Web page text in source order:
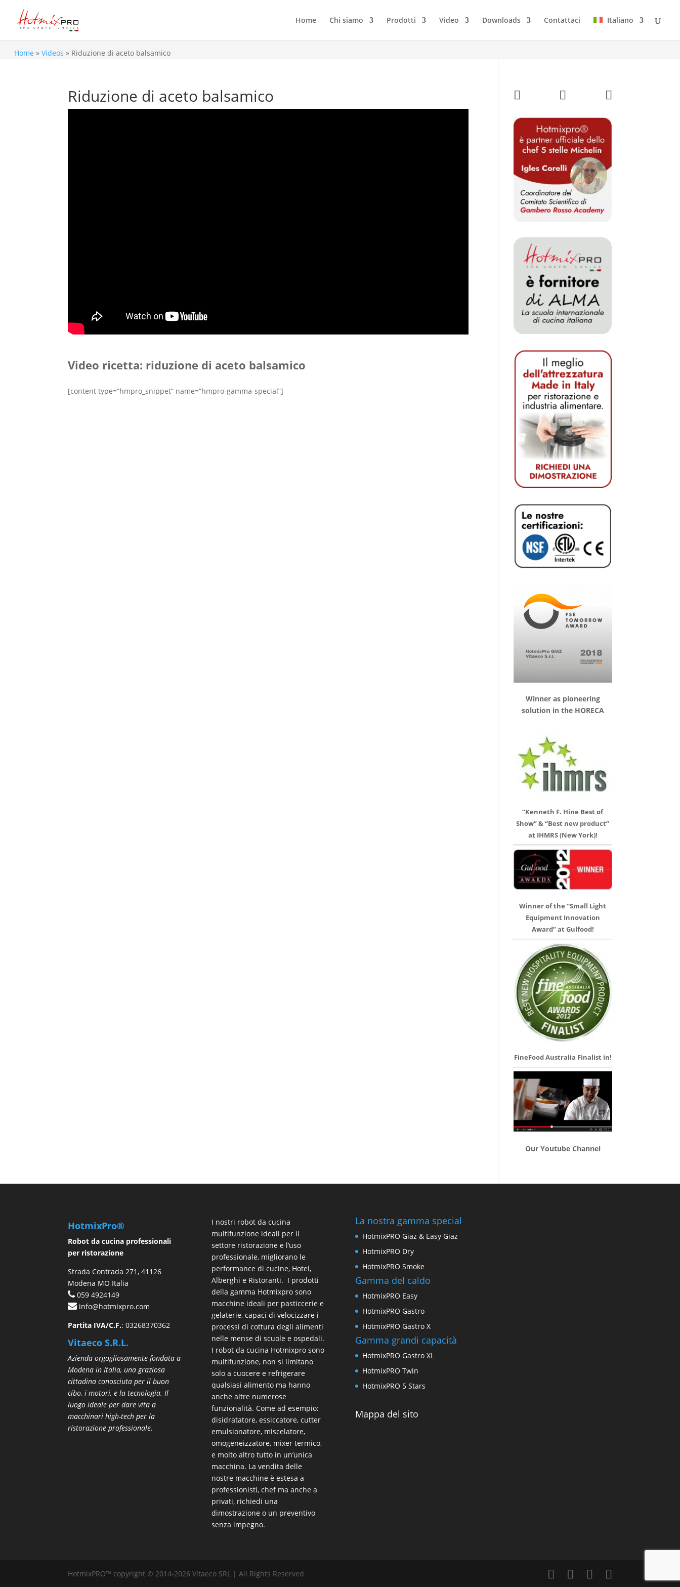
Home Chi siamo Prodotti Video Downloads Contattaci Italiano
Home » Videos » Riduzione di aceto balsamico
Riduzione di aceto balsamico
Video ricetta: riduzione di aceto balsamico
[content type=”hmpro_snippet” name=”hmpro-gamma-special”]
Winner as pioneering
solution in the HORECA
“Kenneth F. Hine Best of
Show” & “Best new product”
at IHMRS (New York)!
Winner of the “Small Light
Equipment Innovation
Award” at Gulfood!
FineFood Australia Finalist in!
Our Youtube Channel
HotmixPro®
Robot da cucina professionali
per ristorazione
Strada Contrada 271, 41126
Modena MO Italia
059 4924149
info@hotmixpro.com
Partita IVA/C.F.: 03268370362
Vitaeco S.R.L.
Azienda orgogliosamente fondata a
Modena in Italia, una graziosa
cittadina conosciuta per il buon
cibo, i motori, e la tecnologia. Il
luogo ideale per dare vita a
macchinari high-tech per la
ristorazione professionale.
I nostri robot da cucina
multifunzioneideali per il
settore ristorazione e l’uso
professionale, migliorano le
performance di cucine, Hotel,
Alberghi e Ristoranti. I prodotti
della gamma Hotmixpro sono
macchine ideali per pasticcerie e
gelaterie, capaci di velocizzare i
processi di cottura degli alimenti
nelle mense di scuole e ospedali.
I robot da cucina Hotmixpro sono
multifunzione, non si limitano
solo a cuocere e refrigerare
qualsiasi alimento ma hanno
anche altre numerose
funzionalità. Come ad esempio:
disidratatore, essiccatore, cutter
emulsionatore, miscelatore,
omogeneizzatore, mixer termico,
e molto altro tutto in un’unica
macchina. La vendita delle
nostre macchine è estesa a
professionisti, chef ma anche a
privati, richiedi una
dimostrazione o un preventivo
senza impegno.
La nostra gamma special
HotmixPRO Giaz & Easy Giaz
HotmixPRO Dry
HotmixPRO Smoke
Gamma del caldo
HotmixPRO Easy
HotmixPRO Gastro
HotmixPRO Gastro X
Gamma grandi capacità
HotmixPRO Gastro XL
HotmixPRO Twin
HotmixPRO 5 Stars
Mappa del sito
HotmixPRO™ copyright © 2014-2026 Vitaeco SRL | All Rights Reserved